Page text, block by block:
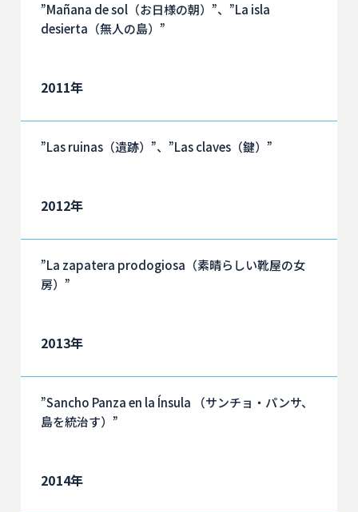
”Mañana de sol（お日様の朝）”、”La isla
desierta（無人の島）”
2011年
”Las ruinas（遺跡）”、”Las claves（鍵）”
2012年
”La zapatera prodogiosa（素晴らしい靴屋の女
房）”
2013年
”Sancho Panza en la Ínsula （サンチョ・パンサ、
島を統治す）”
2014年